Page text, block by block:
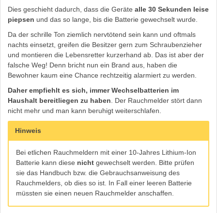
Dies geschieht dadurch, dass die Geräte alle 30 Sekunden leise
piepsen und das so lange, bis die Batterie gewechselt wurde.
Da der schrille Ton ziemlich nervtötend sein kann und oftmals
nachts einsetzt, greifen die Besitzer gern zum Schraubenzieher
und montieren die Lebensretter kurzerhand ab. Das ist aber der
falsche Weg! Denn bricht nun ein Brand aus, haben die
Bewohner kaum eine Chance rechtzeitig alarmiert zu werden.
Daher empfiehlt es sich, immer Wechselbatterien im
Haushalt bereitliegen zu haben . Der Rauchmelder stört dann
nicht mehr und man kann beruhigt weiterschlafen.
Hinweis
Bei etlichen Rauchmeldern mit einer 10-Jahres Lithium-Ion
Batterie kann diese nicht gewechselt werden. Bitte prüfen
sie das Handbuch bzw. die Gebrauchsanweisung des
Rauchmelders, ob dies so ist. In Fall einer leeren Batterie
müssten sie einen neuen Rauchmelder anschaffen.